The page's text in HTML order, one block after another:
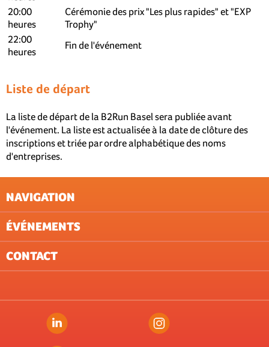
20:00
heures
Cérémonie des prix "Les plus rapides" et "EXP
Trophy"
22:00
heures
Fin de l'événement
Liste de départ
La liste de départ de la B2Run Basel sera publiée avant
l'événement. La liste est actualisée à la date de clôture des
inscriptions et triée par ordre alphabétique des noms
d'entreprises.
NAVIGATION
NEWSLETTER
CONDITIONS GÉNÉRALES
PROTECTION DES DONNÉES (ÉVÉNEMENTS)
IMPRESSUM
ÉVÉNEMENTS
ZUG
LAUSANNE
ZÜRICH
CONTACT